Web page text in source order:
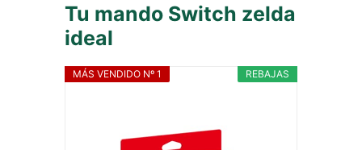
Tu mando Switch zelda
ideal
REBAJAS
MÁS VENDIDO Nº 1